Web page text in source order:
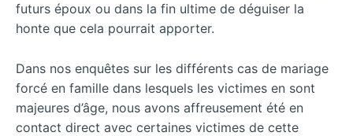
futurs époux ou dans la fin ultime de déguiser la
honte que cela pourrait apporter.
Dans nos enquêtes sur les différents cas de mariage
forcé en famille dans lesquels les victimes en sont
majeures d’âge, nous avons affreusement été en
contact direct avec certaines victimes de cette